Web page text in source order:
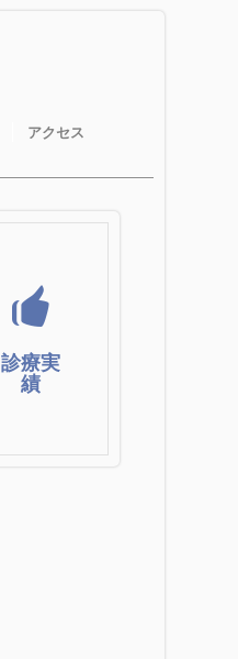
アクセス
診療実
績
2008年開
院から今
までの診
療実績